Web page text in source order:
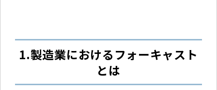
1.製造業におけるフォーキャスト
とは